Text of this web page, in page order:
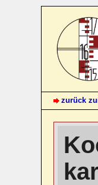
zurück